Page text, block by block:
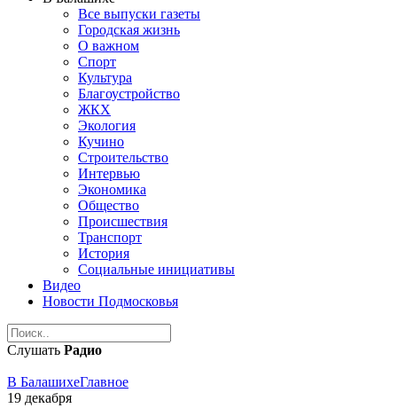
Все выпуски газеты
Городская жизнь
О важном
Спорт
Культура
Благоустройство
ЖКХ
Экология
Кучино
Строительство
Интервью
Экономика
Общество
Происшествия
Транспорт
История
Социальные инициативы
Видео
Новости Подмосковья
Слушать Радио
В БалашихеГлавное
19 декабря